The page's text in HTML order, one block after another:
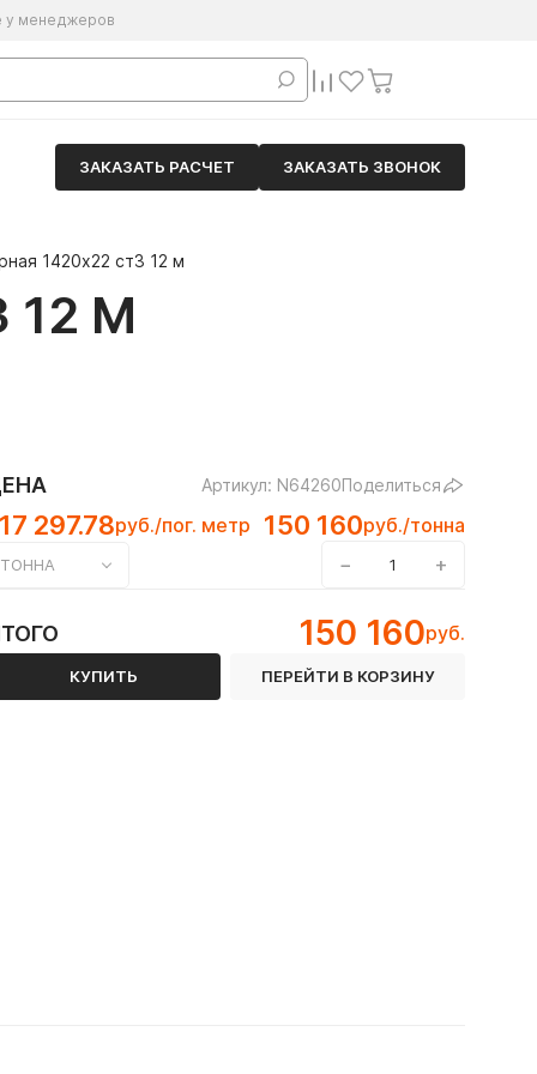
у менеджеров
ЗАКАЗАТЬ РАСЧЕТ ЗАКАЗАТЬ ЗВОНОК
1420х22 ст3 12 м
12 М
Артикул: N64260Поделиться
297.78руб./пог. метр 150 160руб./тонна
ТОННА − +
150 160руб.
КУПИТЬ ПЕРЕЙТИ В КОРЗИНУ